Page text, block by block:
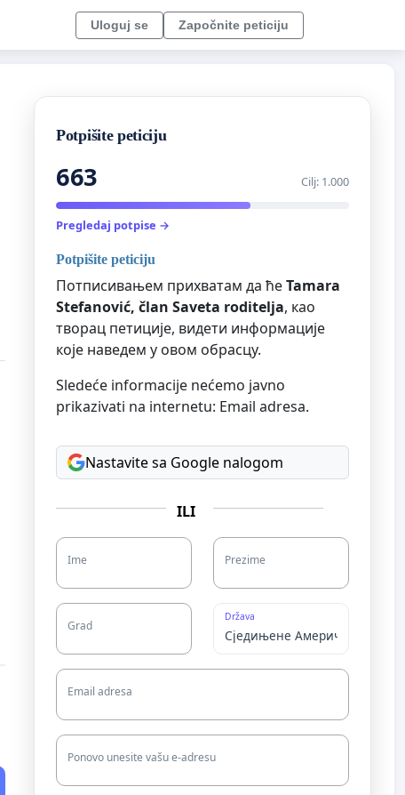
Uloguj se Započnite peticiju
Potpišite peticiju
663 Cilj: 1.000
Pregledaj potpise →
Potpišite peticiju
Потписивањем прихватам да ћеTamara
Stefanović, član Saveta roditelja, као
творац петиције, видети информације
које наведем у овом обрасцу.
Sledeće informacije nećemo javno
prikazivati na internetu: Email adresa.
Nastavite sa Google nalogom
ILI
Ime Prezime
Grad
Država
Email adresa
Ponovo unesite vašu e-adresu